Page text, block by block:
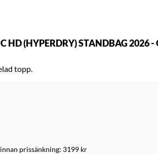
HD (HYPERDRY) STANDBAG 2026
topp.
prissänkning: 3199 kr